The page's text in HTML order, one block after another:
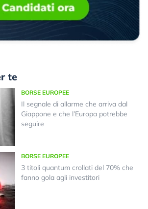
te
BORSE EUROPEE
Il segnale di allarme che arriva dal
Giappone e che l’Europa potrebbe
seguire
BORSE EUROPEE
3 titoli quantum crollati del 70% che
fanno gola agli investitori